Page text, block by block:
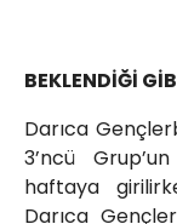
BEKLENDİĞİ
Darıca
3’ncü
haftaya
Darıca